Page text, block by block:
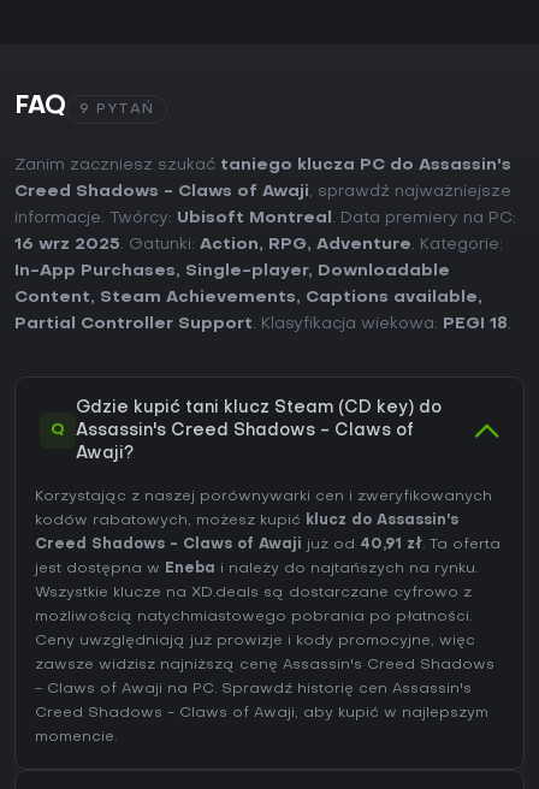
FAQ 9 PYTAŃ
Zanim zaczniesz szukać taniego klucza PC do Assassin's
Creed Shadows - Claws of Awaji, sprawdź najważniejsze
informacje. Twórcy: Ubisoft Montreal . Data premiery na PC:
16 wrz 2025. Gatunki: Action, RPG, Adventure. Kategorie:
In-App Purchases, Single-player,
Downloadable
Content, Steam Achievements, Captions available,
Partial Controller Support. Klasyfikacja wiekowa: PEGI 18.
Q
Gdzie kupić tani klucz Steam (CD key) do
Assassin's Creed Shadows - Claws of
Awaji?
Korzystając z naszej porównywarki cen i zweryfikowanych
kodów rabatowych, możesz kupić klucz do Assassin's
Creed Shadows - Claws of Awaji już od 40,91 zł. Ta oferta
jest dostępna w Eneba i należy do najtańszych na rynku.
Wszystkie klucze na XD.deals są dostarczane cyfrowo z
możliwością natychmiastowego pobrania po płatności.
Ceny uwzględniają już prowizje i kody promocyjne, więc
zawsze widzisz najniższą cenę Assassin's Creed Shadows
- Claws of Awaji na PC. Sprawdź historię cen Assassin's
Creed Shadows - Claws of Awaji, aby kupić w najlepszym
momencie.